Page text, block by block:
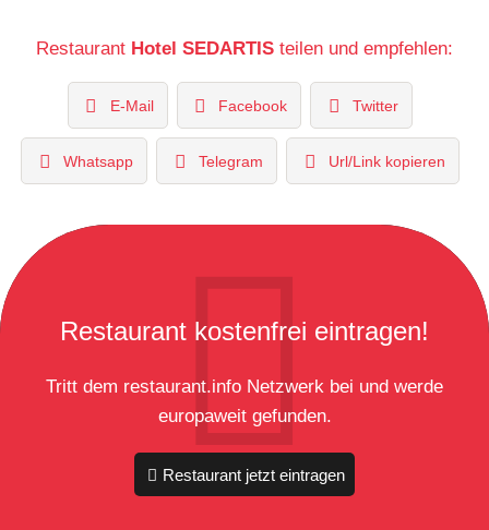
Restaurant Hotel SEDARTIS teilen und empfehlen:
E-Mail Facebook Twitter
Whatsapp Telegram Url/Link kopieren
Restaurant kostenfrei eintragen!
Tritt dem restaurant.info Netzwerk bei und werde
europaweit gefunden.
Restaurant jetzt eintragen